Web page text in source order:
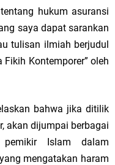
hukum asuransi
saya dapat sarankan
tulisan ilmiah berjudul
Kontemporer” oleh
bahwa jika ditilik
akan dijumpai berbagai
Islam dalam
mengatakan haram